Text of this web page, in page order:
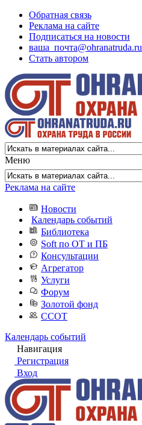
Обратная связь
Реклама на сайте
Подписаться на новости
ваша_почта@ohranatruda.ru
Стать автором
Меню
Реклама на сайте
Новости
Календарь событий
Библиотека
Soft по ОТ и ПБ
Консультации
Агрегатор
Услуги
Форум
Золотой фонд
ССОТ
Календарь событий
Навигация
Регистрация
Вход